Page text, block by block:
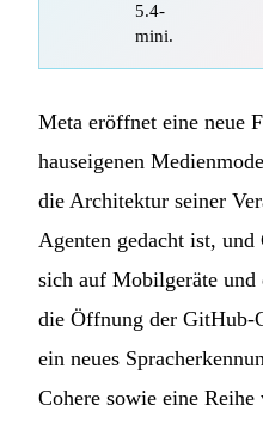
5.4-
mini.
Meta eröffnet eine neue
hauseigenen
die Architektur seiner
Agenten gedacht ist,
sich auf Mobilgeräte
die Öffnung der
ein neues
Cohere sowie eine